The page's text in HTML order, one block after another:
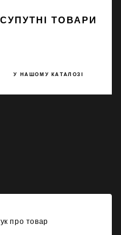
У НАШОМУ КАТАЛОЗІ
СУПУТНІ ТОВАРИ
про товар